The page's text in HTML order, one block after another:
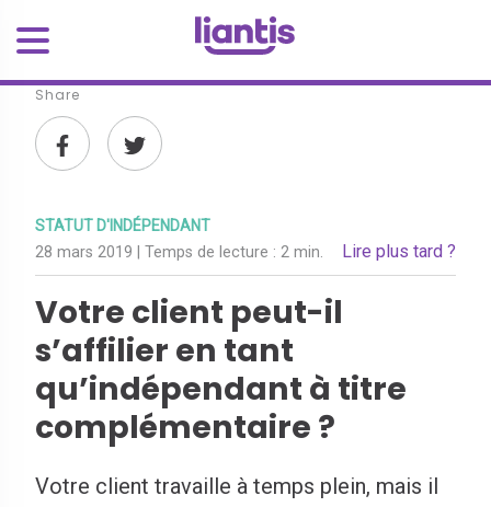
Share
STATUT D'INDÉPENDANT
28 mars 2019 | Temps de lecture : 2 min. Lire plus tard ?
Votre client peut-il
s’affilier en tant
qu’indépendant à titre
complémentaire ?
Votre client travaille à temps plein, mais il